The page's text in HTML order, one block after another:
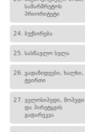
სამარშრუტოს
პრიორიტეტი
24. ბუქსირება
25. სასწავლო სვლა
26. გადაზიდვები, ხალხი,
ტვირთი
27. ველოსიპედი, მოპედი
და პირუტყვის
გადარეკვა